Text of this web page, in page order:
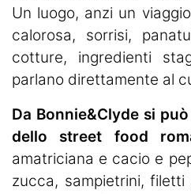
Un luogo, anzi un
calorosa, sorrisi,
cotture, ingredienti
parlano direttamente al
Da Bonnie&Clyde si
dello street food
amatriciana e cacio e
zucca, sampietrini, filetti